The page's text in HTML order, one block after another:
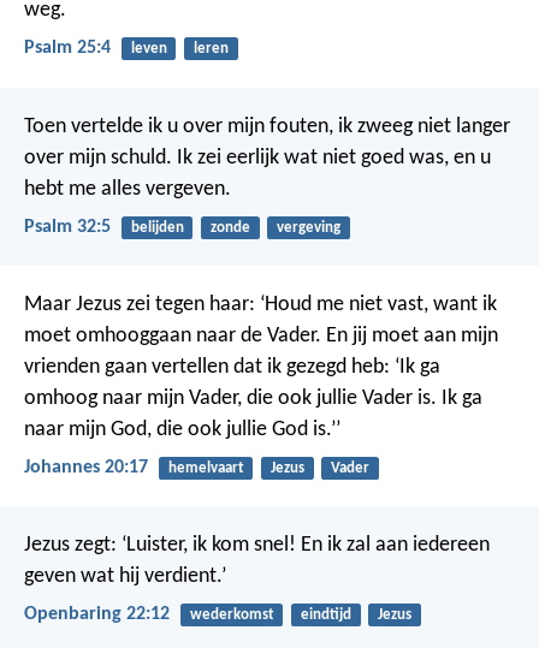
weg.
Psalm 25:4 leven leren
Toen vertelde ik u over mijn fouten, ik zweeg niet langer
over mijn schuld. Ik zei eerlijk wat niet goed was, en u
hebt me alles vergeven.
Psalm 32:5 belijden zonde vergeving
Maar Jezus zei tegen haar: ‘Houd me niet vast, want ik
moet omhooggaan naar de Vader. En jij moet aan mijn
vrienden gaan vertellen dat ik gezegd heb: ‘Ik ga
omhoog naar mijn Vader, die ook jullie Vader is. Ik ga
naar mijn God, die ook jullie God is.’’
Johannes 20:17 hemelvaart Jezus Vader
Jezus zegt: ‘Luister, ik kom snel! En ik zal aan iedereen
geven wat hij verdient.’
Openbaring 22:12 wederkomst eindtijd Jezus